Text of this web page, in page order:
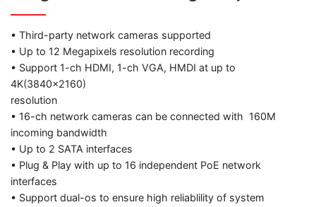
• Third-party network cameras supported
• Up to 12 Megapixels resolution recording
• Support 1-ch HDMI, 1-ch VGA, HMDI at up to
4K(3840×2160)
resolution
• 16-ch network cameras can be connected with 160M
incoming bandwidth
• Up to 2 SATA interfaces
• Plug & Play with up to 16 independent PoE network
interfaces
• Support dual-os to ensure high reliablility of system